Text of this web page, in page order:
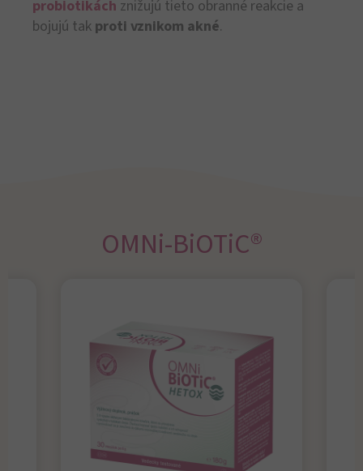
probiotikách znižujú tieto obranné reakcie a
bojujú tak proti vznikom akné.
OMNi-BiOTiC®